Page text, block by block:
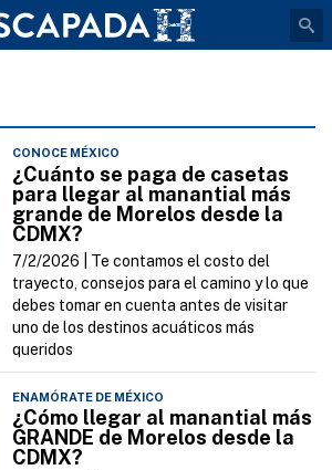
CONOCE MÉXICO
¿Cuánto se paga de casetas
para llegar al manantial más
grande de Morelos desde la
CDMX?
7/2/2026 | Te contamos el costo del
trayecto, consejos para el camino y lo que
debes tomar en cuenta antes de visitar
uno de los destinos acuáticos más
queridos
ENAMÓRATE DE MÉXICO
¿Cómo llegar al manantial más
GRANDE de Morelos desde la
CDMX?